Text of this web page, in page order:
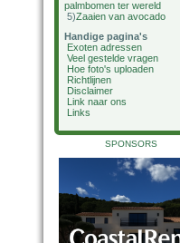
palmbomen ter wereld
5)Zaaien van avocado
Handige pagina's
Exoten adressen
Veel gestelde vragen
Hoe foto's uploaden
Richtlijnen
Disclaimer
Link naar ons
Links
SPONSORS